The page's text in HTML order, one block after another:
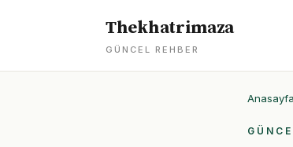
Thekhatrimaza
GÜNCEL REHBER
Anasayfa